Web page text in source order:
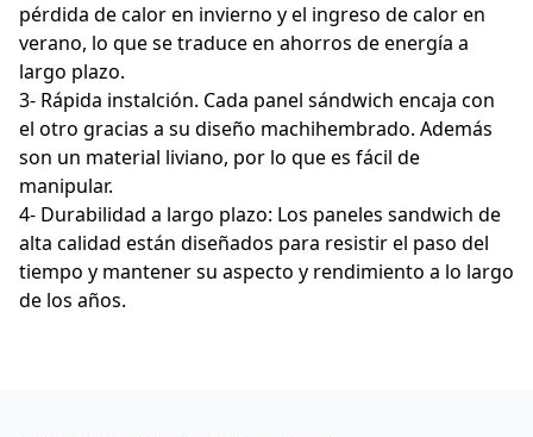
pérdida de calor en invierno y el ingreso de calor en
verano, lo que se traduce en ahorros de energía a
largo plazo.
3- Rápida instalción. Cada panel sándwich encaja con
el otro gracias a su diseño machihembrado. Además
son un material liviano, por lo que es fácil de
manipular.
4- Durabilidad a largo plazo: Los paneles sandwich de
alta calidad están diseñados para resistir el paso del
tiempo y mantener su aspecto y rendimiento a lo largo
de los años.